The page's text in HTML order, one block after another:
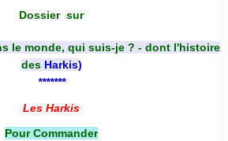
Dossier sur
le monde, qui suis-je ? - dont l'histoire
des Harkis)
*******
Les Harkis
Pour Commander